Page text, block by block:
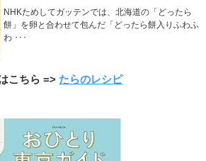
NHKためしてガッテンでは、北海道の「どったら
餅」を卵と合わせて包んだ「どったら餅入りふわふ
わ ･･･
こちら => たらのレシピ